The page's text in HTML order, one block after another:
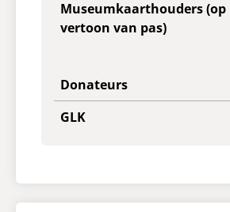
Museumkaarthouders (op
vertoon van pas)
Donateurs
GLK